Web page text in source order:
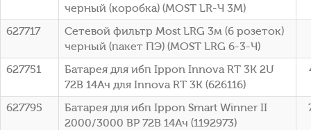
черный (коробка) (МОSТ LR-Ч 3М)
627717
Сетевой фильтр Most LRG 3м (6 розеток)
черный (пакет ПЭ) (MOST LRG 6-3-Ч)
627751
Батарея для ибп Ippon Innova RT 3K 2U
72В 14Ач для Innova RT 3K (626116)
627795
Батарея для ибп Ippon Smart Winner II
2000/3000 BP 72В 14Ач (1192973)